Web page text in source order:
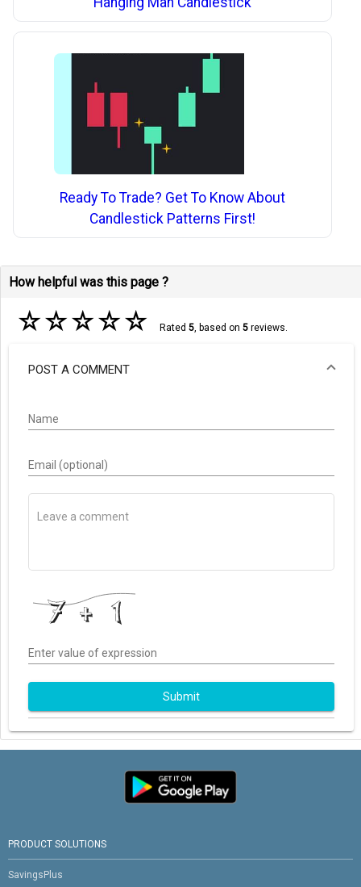
Ready To Trade? Get To Know About
Candlestick Patterns First!
How helpful was this page ?
☆☆☆☆☆ Rated 5, based on 5reviews.
POST A COMMENT
Name
Email (optional)
Enter value of expression
Submit
PRODUCT SOLUTIONS
SavingsPlus